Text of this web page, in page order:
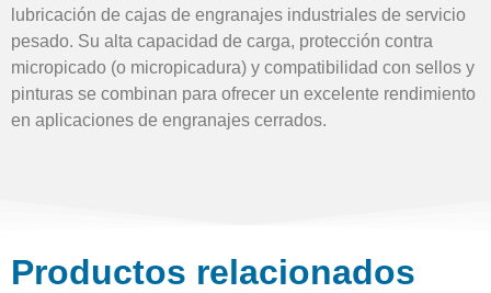
lubricación de cajas de engranajes industriales de servicio
pesado. Su alta capacidad de carga, protección contra
micropicado (o micropicadura) y compatibilidad con sellos y
pinturas se combinan para ofrecer un excelente rendimiento
en aplicaciones de engranajes cerrados.
Productos relacionados